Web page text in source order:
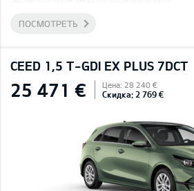
ПОСМОТРЕТЬ
CEED 1,5 T-GDI EX PLUS 7DCT
25 471 € Цена: 28 240 €
Скидка: 2 769 €